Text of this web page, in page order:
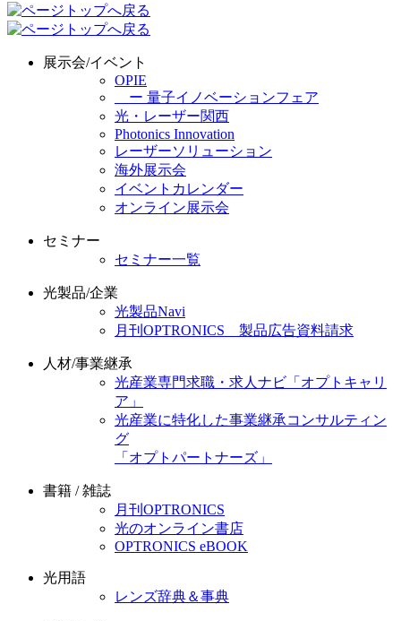
展示会/イベント
OPIE
ー 量子イノベーションフェア
光・レーザー関西
Photonics Innovation
レーザーソリューション
海外展示会
イベントカレンダー
オンライン展示会
セミナー
セミナー一覧
光製品/企業
光製品Navi
月刊OPTRONICS 製品広告資料請求
人材/事業継承
光産業専門求職・求人ナビ「オプトキャリ
ア」
光産業に特化した事業継承コンサルティン
グ
「オプトパートナーズ」
書籍 / 雑誌
月刊OPTRONICS
光のオンライン書店
OPTRONICS eBOOK
光用語
レンズ辞典＆事典